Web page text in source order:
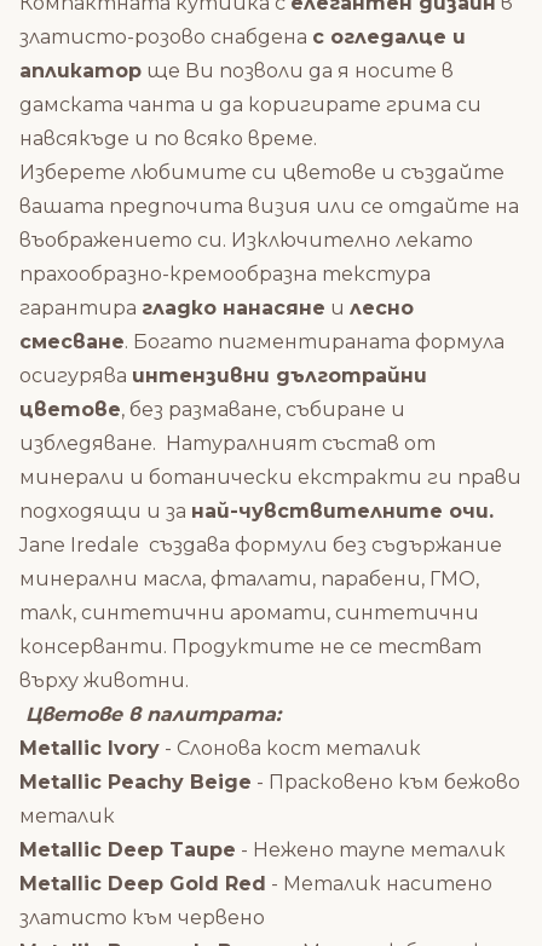
златисто-розово снабдена с огледалце и
апликатор ще Ви позволи да я носите в
дамската чанта и да коригирате грима си
навсякъде и по всяко време.
Изберете любимите си цветове и създайте
вашата предпочита визия или се отдайте на
въображението си. Изключително лекато
прахообразно-кремообразна текстура
гарантира гладко нанасяне и лесно
смесване. Богато пигментираната формула
осигурява интензивни дълготрайни
цветове, без размаване, събиране и
избледяване. Натуралният състав от
минерали и ботанически екстракти ги прави
подходящи и за най-чувствителните очи.
Jane Iredale създава формули без съдържание
минерални масла, фталати, парабени, ГМО,
талк, синтетични аромати, синтетични
консерванти. Продуктите не се тестват
върху животни.
Цветове в палитрата:
Metallic Ivory - Слонова кост металик
Metallic Peachy Beige - Прасковено към бежово
металик
Metallic Deep Taupe - Нежено таупе металик
Metallic Deep Gold Red - Металик наситено
златисто към червено